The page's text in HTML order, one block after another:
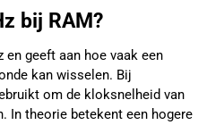
bij RAM?
geeft aan hoe vaak een
kan wisselen. Bij
om de kloksnelheid van
In theorie betekent een hogere